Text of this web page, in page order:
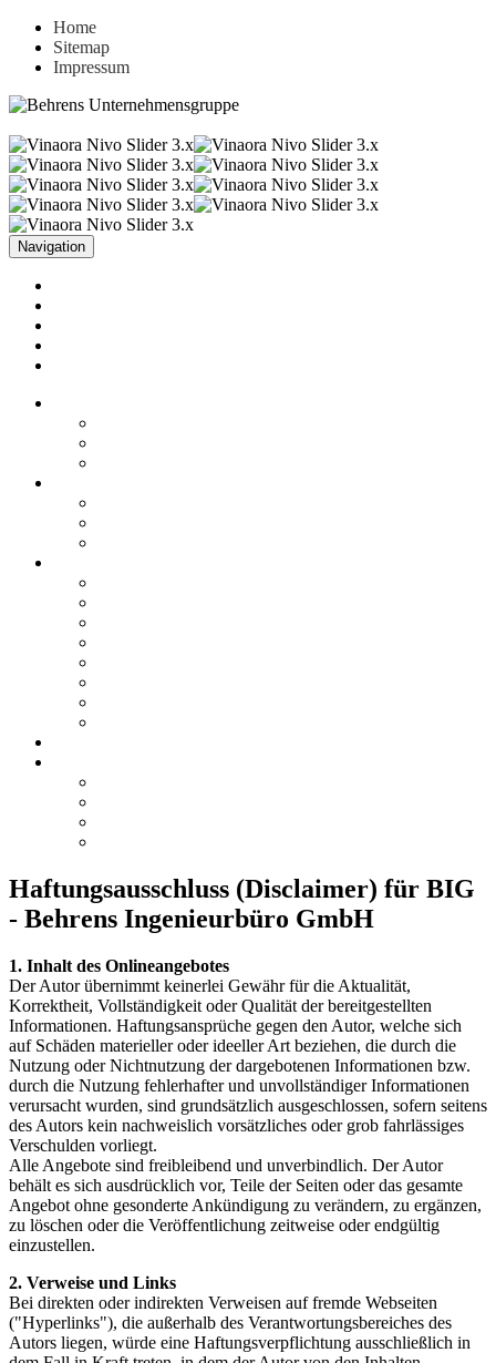
Home
Sitemap
Impressum
Navigation
Haftungsausschluss (Disclaimer) für BIG
- Behrens Ingenieurbüro GmbH
1. Inhalt des Onlineangebotes
Der Autor übernimmt keinerlei Gewähr für die Aktualität,
Korrektheit, Vollständigkeit oder Qualität der bereitgestellten
Informationen. Haftungsansprüche gegen den Autor, welche sich
auf Schäden materieller oder ideeller Art beziehen, die durch die
Nutzung oder Nichtnutzung der dargebotenen Informationen bzw.
durch die Nutzung fehlerhafter und unvollständiger Informationen
verursacht wurden, sind grundsätzlich ausgeschlossen, sofern seitens
des Autors kein nachweislich vorsätzliches oder grob fahrlässiges
Verschulden vorliegt.
Alle Angebote sind freibleibend und unverbindlich. Der Autor
behält es sich ausdrücklich vor, Teile der Seiten oder das gesamte
Angebot ohne gesonderte Ankündigung zu verändern, zu ergänzen,
zu löschen oder die Veröffentlichung zeitweise oder endgültig
einzustellen.
2. Verweise und Links
Bei direkten oder indirekten Verweisen auf fremde Webseiten
("Hyperlinks"), die außerhalb des Verantwortungsbereiches des
Autors liegen, würde eine Haftungsverpflichtung ausschließlich in